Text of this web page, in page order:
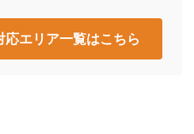
エリア一覧はこちら